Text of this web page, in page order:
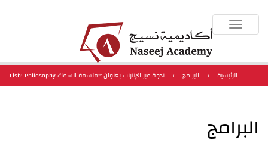
Toggle
navigation
الرئيسية › البرامج ›
ندوة عبر الإنترنت بعنوان :"فلسفة السمك Fish! Philosophy
البرامج